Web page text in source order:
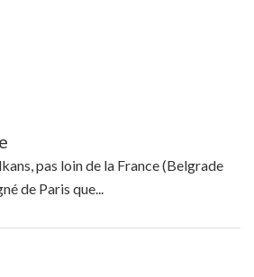
pas loin de la France (Belgrade
de Paris que...